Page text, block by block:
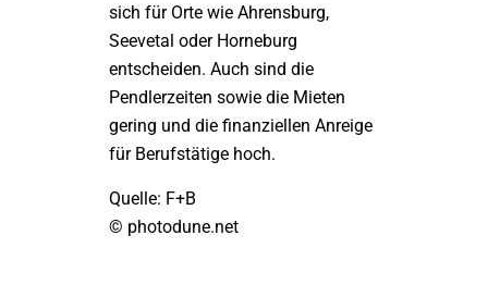
sich für Orte wie Ahrensburg,
Seevetal oder Horneburg
entscheiden. Auch sind die
Pendlerzeiten sowie die Mieten
gering und die finanziellen Anreige
für Berufstätige hoch.
Quelle: F+B
© photodune.net